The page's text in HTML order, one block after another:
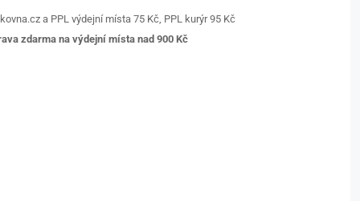
a PPL výdejní místa 75 Kč, PPL kurýr 95 Kč
zdarma na výdejní místa nad 900 Kč